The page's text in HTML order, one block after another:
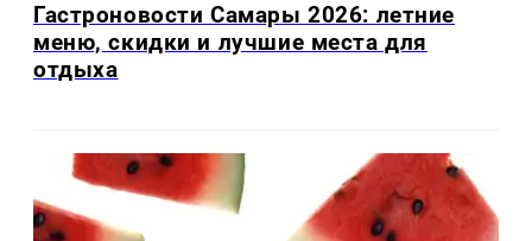
Гастроновости Самары 2026: летние
меню, скидки и лучшие места для
отдыха